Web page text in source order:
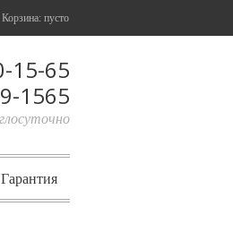
Корзина: пусто
15-65
1565
Гарантия